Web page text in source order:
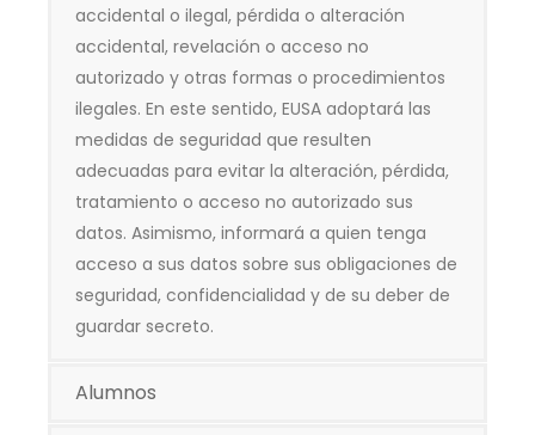
accidental o ilegal, pérdida o alteración
accidental, revelación o acceso no
autorizado y otras formas o procedimientos
ilegales. En este sentido, EUSA adoptará las
medidas de seguridad que resulten
adecuadas para evitar la alteración, pérdida,
tratamiento o acceso no autorizado sus
datos. Asimismo, informará a quien tenga
acceso a sus datos sobre sus obligaciones de
seguridad, confidencialidad y de su deber de
guardar secreto.
Alumnos